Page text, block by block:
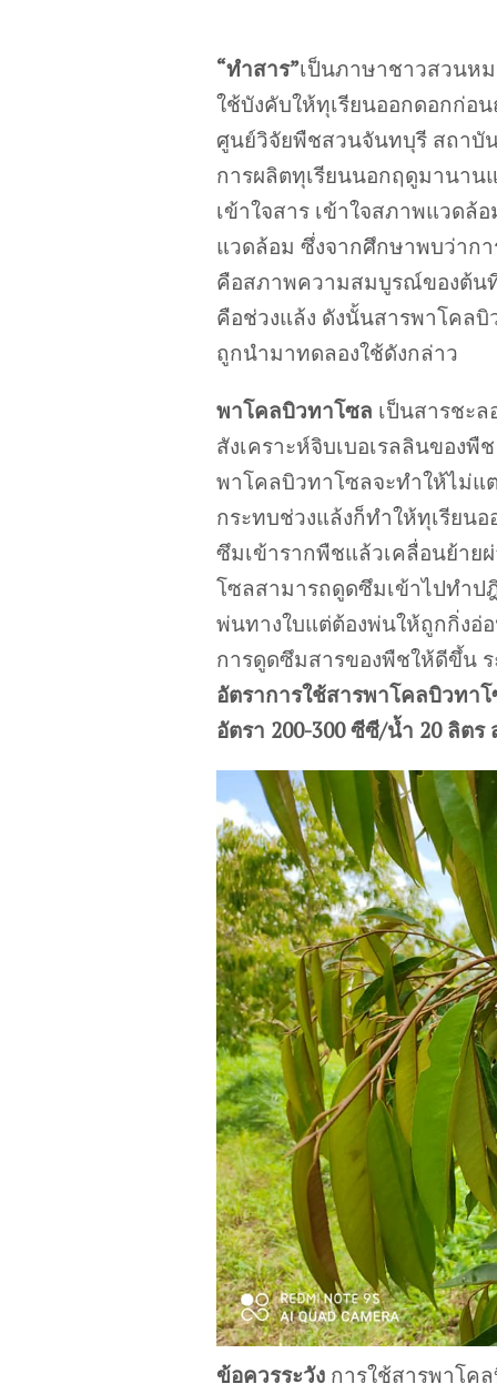
“ทำสาร”เป็นภาษาชาวสวนห
ใช้บังคับให้ทุเรียนออกดอกก่อ
ศูนย์วิจัยพืชสวนจันทบุรี สถาบั
การผลิตทุเรียนนอกฤดูมานาน
เข้าใจสาร เข้าใจสภาพแวด
แวดล้อม ซึ่งจากศึกษาพบว่ากา
คือสภาพความสมบูรณ์ของต้น
คือช่วงแล้ง ดังนั้นสารพาโคล
ถูกนำมาทดลองใช้ดังกล่าว
พาโคลบิวทาโซล เป็นสารชะ
สังเคราะห์จิบเบอเรลลินของพื
พาโคลบิวทาโซลจะทำให้ไม่แ
กระทบช่วงแล้งก็ทำให้ทุเรียน
ซึมเข้ารากพืชแล้วเคลื่อนย้าย
โซลสามารถดูดซึมเข้าไปทำป
พ่นทางใบแต่ต้องพ่นให้ถูกกิ่งอ่
การดูดซึมสารของพืชให้ดีขึ้น
อัตราการใช้สารพาโคลบิวทา
อัตรา 200-300 ซีซี/น้ำ 20 ลิต
ข้อควรระวัง การใช้สารพาโค